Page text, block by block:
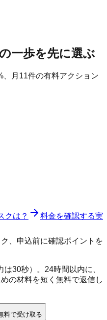
一歩を先に選ぶ
、月 11件の有料アクション
クは？ 料金を確認する実
、申込前に確認ポイントを
30秒）。24時間以内に、
の材料を短く無料で返信し
料で受け取る